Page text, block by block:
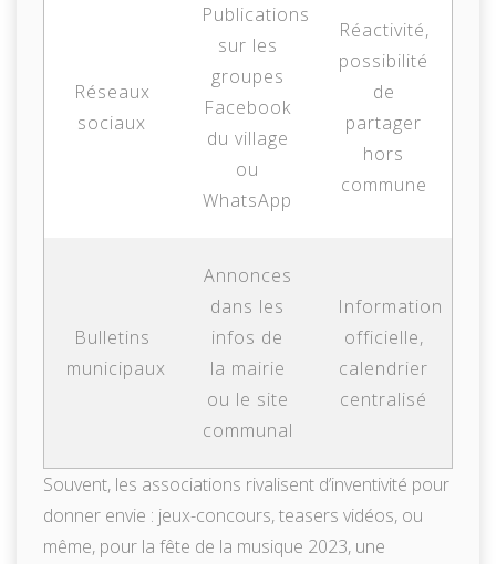
Réseaux
sociaux
Publications
sur les
groupes
Facebook
du village
ou
WhatsApp
Réactivité,
possibilité
de
partager
hors
commune
Bulletins
municipaux
Annonces
dans les
infos de
la mairie
ou le site
communal
Information
officielle,
calendrier
centralisé
Souvent, les associations rivalisent d’inventivité pour
donner envie : jeux-concours, teasers vidéos, ou
même, pour la fête de la musique 2023, une